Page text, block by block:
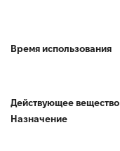
Время использования
Действующее вещество
Назначение